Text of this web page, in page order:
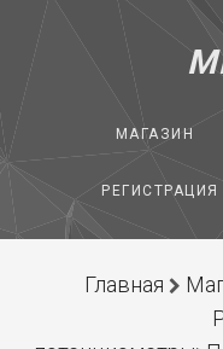
МАГАЗИН
РЕГИСТРАЦИЯ
Главная